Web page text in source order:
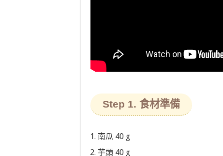
Step 1. 食材準備
南瓜 40 g
芋頭 40 g